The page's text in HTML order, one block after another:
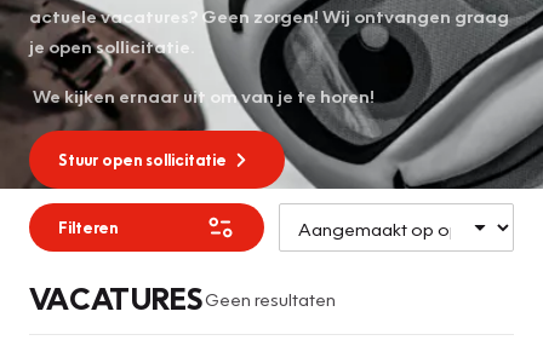
actuele vacatures? Geen zorgen! Wij ontvangen graag
je open sollicitatie.
We kijken ernaar uit om van je te horen!
Stuur open sollicitatie
Filteren
VACATURESGeen resultaten